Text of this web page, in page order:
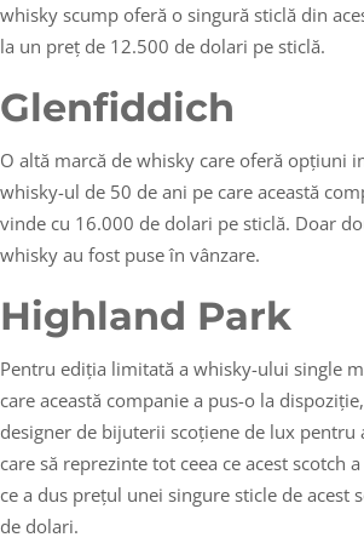
whisky scump oferă o singură sticlă din
la un preț de 12.500 de dolari pe sticlă.
Glenfiddich
O altă marcă de whisky care oferă opțiuni
whisky-ul de 50 de ani pe care această
vinde cu 16.000 de dolari pe sticlă. Doar
whisky au fost puse în vânzare.
Highland Park
Pentru ediția limitată a whisky-ului single
care această companie a pus-o la
designer de bijuterii scoțiene de lux pentru
care să reprezinte tot ceea ce acest scotch
ce a dus prețul unei singure sticle de acest
de dolari.